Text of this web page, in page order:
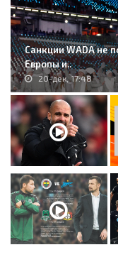
Санкции WADA не
Европы и..
20-дек, 17:48